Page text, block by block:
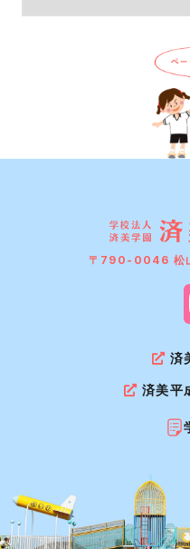
〒790-0046 松
済
済美平